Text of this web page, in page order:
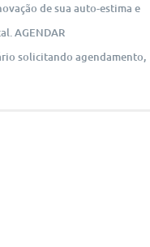
de sua auto-estima e
AGENDAR
solicitando agendamento,